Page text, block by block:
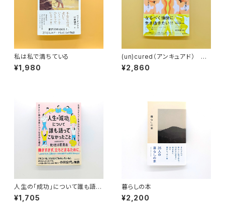
私は私で満ちている
¥1,980
(un)cured（アンキュアド） 創
刊号
¥2,860
人生の「成功」について誰も語っ
てこなかったこと 仕事にすべて
を奪われないために知っておき
¥1,705
暮らしの本
¥2,200